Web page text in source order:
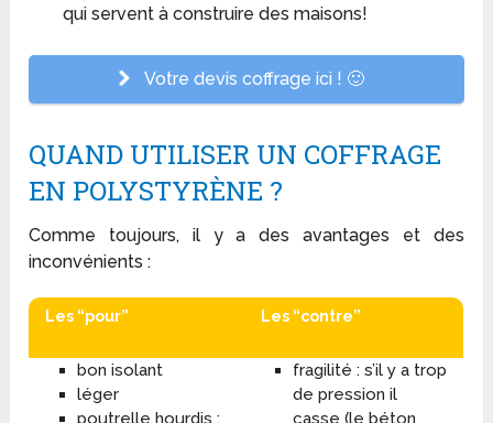
qui servent à construire des maisons!
Votre devis coffrage ici ! 🙂
QUAND UTILISER UN COFFRAGE
EN POLYSTYRÈNE ?
Comme toujours, il y a des avantages et des
inconvénients :
Les “pour” Les “contre”
bon isolant
léger
poutrelle hourdis :
fragilité : s’il y a trop
de pression il
casse (le béton